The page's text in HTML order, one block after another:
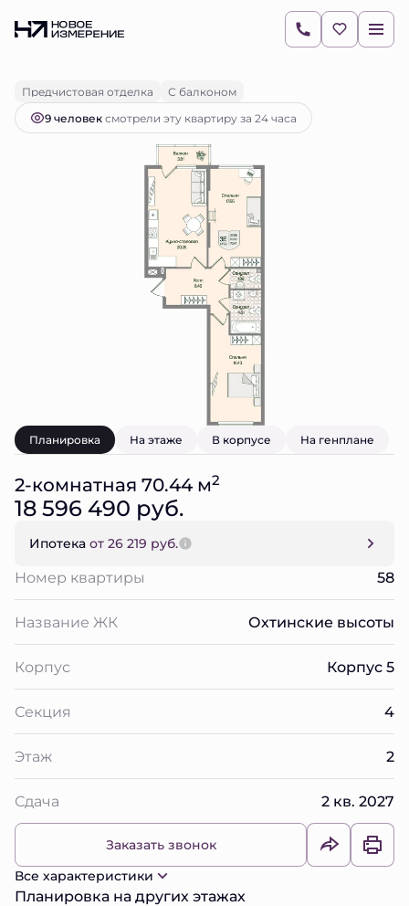
2-комнатная 18 596 490 руб.
Ипотекаот 26 219 руб.
Предчистовая отделка
С балконом
9 человексмотрели эту квартиру за 24 часа
Планировка На этаже В корпусе На генплане
2-комнатная 70.44 м2
18 596 490 руб.
Ипотека от 26 219 руб.
Номер квартиры 58
Название ЖК Охтинские высоты
Корпус Корпус 5
Секция 4
Этаж 2
Сдача 2 кв. 2027
Заказать звонок
Все характеристики
Планировка на других этажах